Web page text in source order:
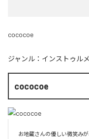
cococoe
ジャンル： インストゥル
cococoe
お地蔵さんの優しい微笑み